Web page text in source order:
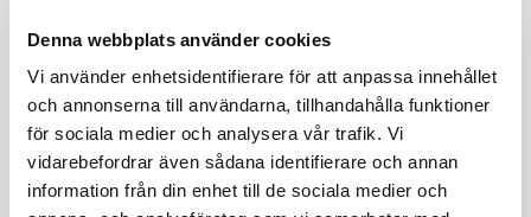
Denna webbplats använder cookies
Vi använder enhetsidentifierare för att anpassa innehållet
och annonserna till användarna, tillhandahålla funktioner
för sociala medier och analysera vår trafik. Vi
vidarebefordrar även sådana identifierare och annan
information från din enhet till de sociala medier och
Specifikation
Beskrivning
A12603